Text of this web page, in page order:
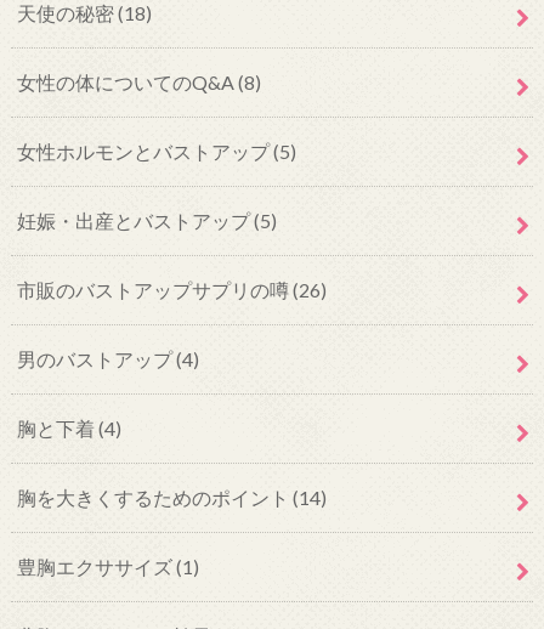
天使の秘密(18)
女性の体についてのQ&A(8)
女性ホルモンとバストアップ(5)
妊娠・出産とバストアップ(5)
市販のバストアップサプリの噂(26)
男のバストアップ(4)
胸と下着(4)
胸を大きくするためのポイント (14)
豊胸エクササイズ(1)